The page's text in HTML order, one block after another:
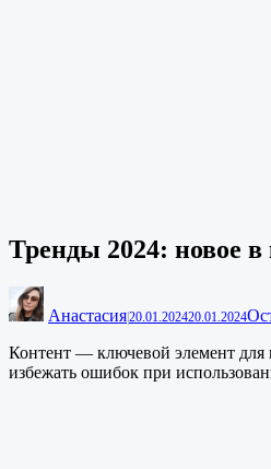
Тренды 2024: новое
Анастасия20.01.202420.01.2024
Контент — ключевой элемент для
избежать ошибок при